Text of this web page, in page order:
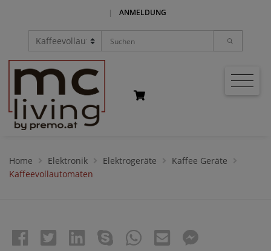
| ANMELDUNG
Home Elektronik Elektrogeräte
Kaffee Geräte
Kaffeevollautomaten